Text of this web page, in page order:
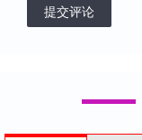
提交评论